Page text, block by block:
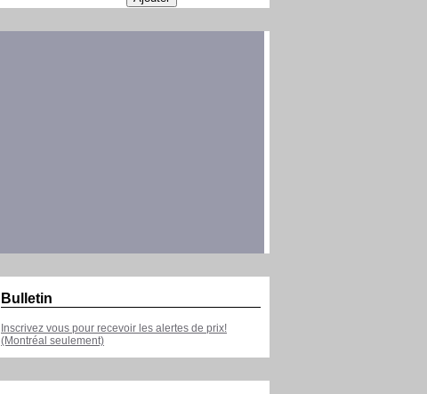
Bulletin
Inscrivez vous pour recevoir les alertes de prix!
(Montréal seulement)